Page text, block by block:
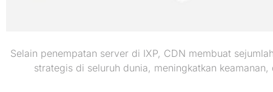
Selain penempatan server di IXP, CDN membuat
strategis di seluruh dunia, meningkatkan